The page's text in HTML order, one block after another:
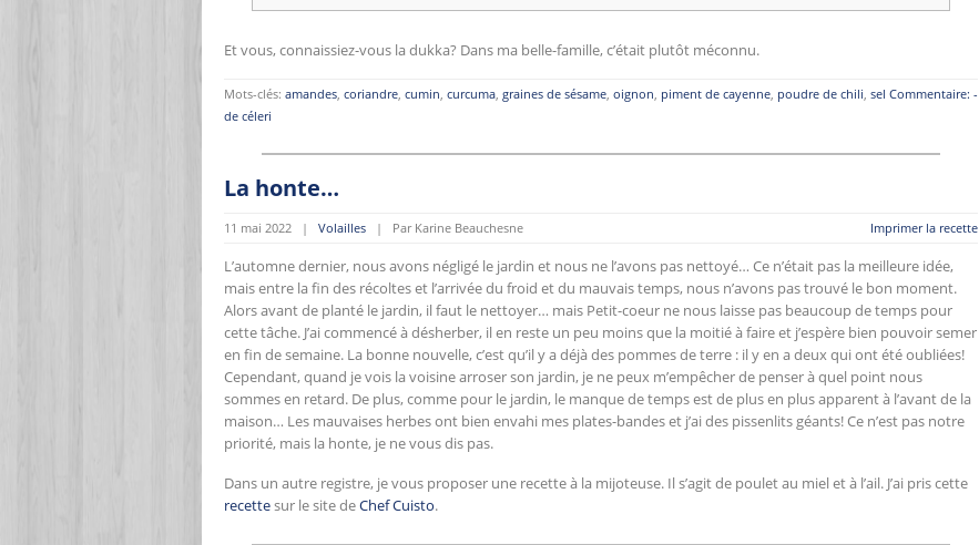
Et vous, connaissiez-vous la dukka? Dans ma belle-famille, c’était plutôt méconnu.
Commentaire: -
Mots-clés: amandes, coriandre, cumin, curcuma, graines de sésame, oignon, piment de cayenne, poudre de chili, sel
de céleri
La honte…
Imprimer la recette
11 mai 2022 | Volailles | Par Karine Beauchesne
L’automne dernier, nous avons négligé le jardin et nous ne l’avons pas nettoyé… Ce n’était pas la meilleure idée,
mais entre la fin des récoltes et l’arrivée du froid et du mauvais temps, nous n’avons pas trouvé le bon moment.
Alors avant de planté le jardin, il faut le nettoyer… mais Petit-coeur ne nous laisse pas beaucoup de temps pour
cette tâche. J’ai commencé à désherber, il en reste un peu moins que la moitié à faire et j’espère bien pouvoir semer
en fin de semaine. La bonne nouvelle, c’est qu’il y a déjà des pommes de terre : il y en a deux qui ont été oubliées!
Cependant, quand je vois la voisine arroser son jardin, je ne peux m’empêcher de penser à quel point nous
sommes en retard. De plus, comme pour le jardin, le manque de temps est de plus en plus apparent à l’avant de la
maison… Les mauvaises herbes ont bien envahi mes plates-bandes et j’ai des pissenlits géants! Ce n’est pas notre
priorité, mais la honte, je ne vous dis pas.
Dans un autre registre, je vous proposer une recette à la mijoteuse. Il s’agit de poulet au miel et à l’ail. J’ai pris cette
recettesur le site deChef Cuisto.